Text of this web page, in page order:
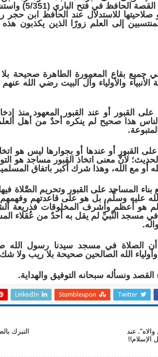
(1/1146). وقد أورد
للاستدلال عند الحافظ ابن حجر
إلى العلم زورًا الذين يكذبون هذه
جميع بقاع المعمورة الطاهرة صحيحة
والأولياء وآل البيت رضي الله
على القبور أو عند القبور المعهود منذ
هذا صحيح لم ينكره أحدٌ من أهل
على القبور أو عندها أو بجوارها ليس هو
لأنَّ معنى اتخاذ القبور مساجد هو
أو مع الله، وهذا شرك أكبر باتفاق
بناء المساجد على القبور وتحريم الصَّلاة
عليه وسلَّم، بل هو على قاعدتهم وفهمهم
هو أعظم وأشرف المخلوقات فذريعة
في مسجد النَّبيِّ لم يقل به أحدٌ من عُقلاء
الصلاة في مسجد سيدنا رسول الله
الله الصالحين صحيحة بلا ريب ولا
ونسأله سبحانه التوفيق والهداية.
Twitter
Stumbleupon
LinkedIn
عند
الإسلام!!
التبرك